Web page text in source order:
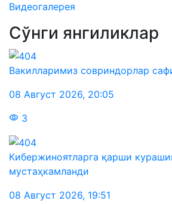
Видеогалерея
Сўнги янгиликлар
Вакилларимиз совриндорлар
08 Август 2026, 20:05
3
Кибержиноятларга қарши
мустаҳкамланди
08 Август 2026, 19:51